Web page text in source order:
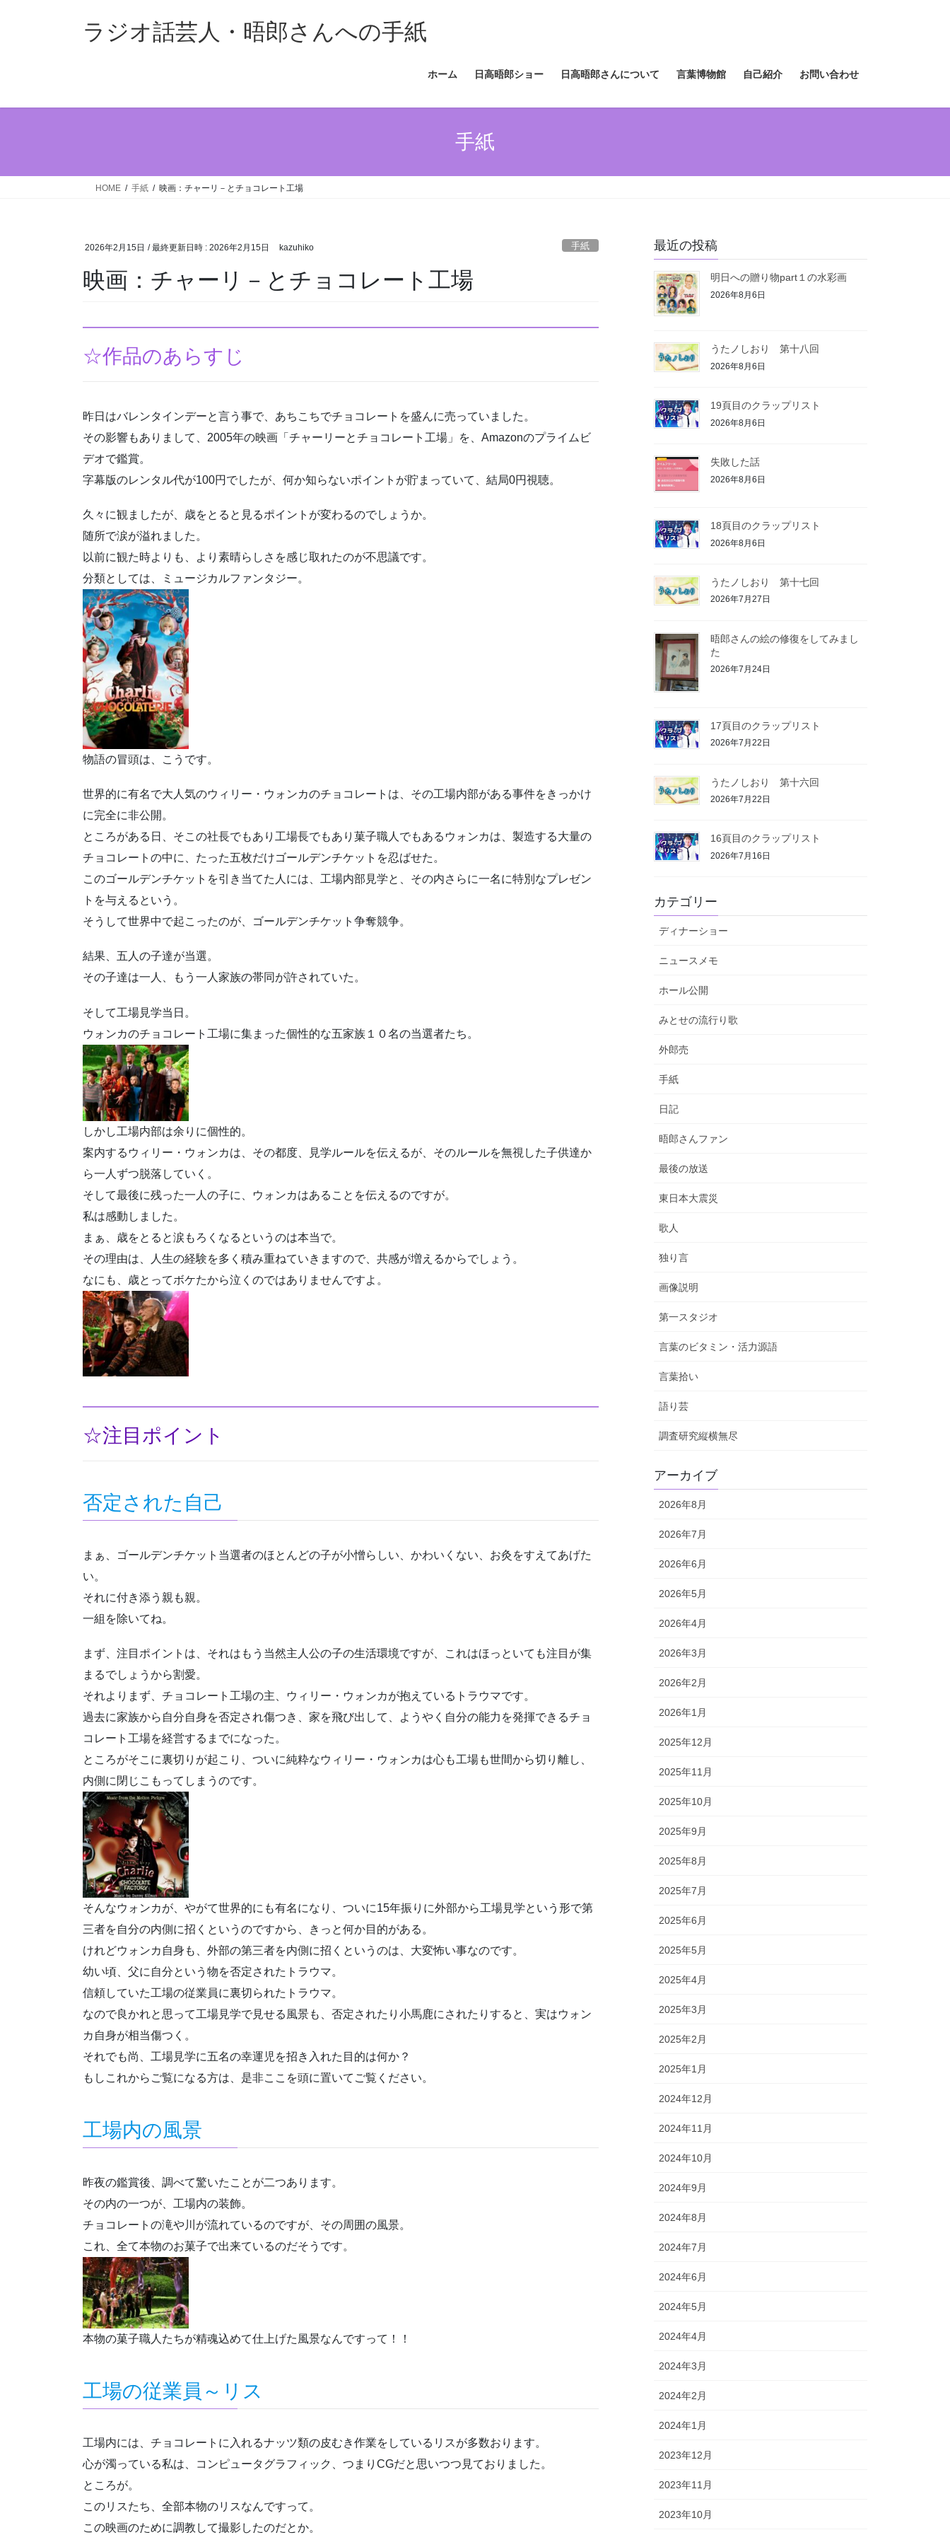
ス
ン
ラジオ話芸人・晤郎さんへの手紙
ホーム 日高晤郎ショー 日高晤郎さんについて 言葉博物館 自己紹介 お問い合わせ
手紙
HOME 手紙 映画：チャーリ－とチョコレート工場
2026年2月15日 / 最終更新日時 : 2026年2月15日 kazuhiko 手紙
映画：チャーリ－とチョコレート工場
☆作品のあらすじ
昨日はバレンタインデーと言う事で、あちこちでチョコレートを盛んに売っていました。
その影響もありまして、2005年の映画「チャーリーとチョコレート工場」を、Amazonのプライムビ
デオで鑑賞。
字幕版のレンタル代が100円でしたが、何か知らないポイントが貯まっていて、結局0円視聴。
久々に観ましたが、歳をとると見るポイントが変わるのでしょうか。
随所で涙が溢れました。
以前に観た時よりも、より素晴らしさを感じ取れたのが不思議です。
分類としては、ミュージカルファンタジー。
物語の冒頭は、こうです。
世界的に有名で大人気のウィリー・ウォンカのチョコレートは、その工場内部がある事件をきっかけ
に完全に非公開。
ところがある日、そこの社長でもあり工場長でもあり菓子職人でもあるウォンカは、製造する大量の
チョコレートの中に、たった五枚だけゴールデンチケットを忍ばせた。
このゴールデンチケットを引き当てた人には、工場内部見学と、その内さらに一名に特別なプレゼン
トを与えるという。
そうして世界中で起こったのが、ゴールデンチケット争奪競争。
結果、五人の子達が当選。
その子達は一人、もう一人家族の帯同が許されていた。
そして工場見学当日。
ウォンカのチョコレート工場に集まった個性的な五家族１０名の当選者たち。
しかし工場内部は余りに個性的。
案内するウィリー・ウォンカは、その都度、見学ルールを伝えるが、そのルールを無視した子供達か
ら一人ずつ脱落していく。
そして最後に残った一人の子に、ウォンカはあることを伝えるのですが。
私は感動しました。
まぁ、歳をとると涙もろくなるというのは本当で。
その理由は、人生の経験を多く積み重ねていきますので、共感が増えるからでしょう。
なにも、歳とってボケたから泣くのではありませんですよ。
☆注目ポイント
否定された自己
まぁ、ゴールデンチケット当選者のほとんどの子が小憎らしい、かわいくない、お灸をすえてあげた
い。
それに付き添う親も親。
一組を除いてね。
まず、注目ポイントは、それはもう当然主人公の子の生活環境ですが、これはほっといても注目が集
まるでしょうから割愛。
それよりまず、チョコレート工場の主、ウィリー・ウォンカが抱えているトラウマです。
過去に家族から自分自身を否定され傷つき、家を飛び出して、ようやく自分の能力を発揮できるチョ
コレート工場を経営するまでになった。
ところがそこに裏切りが起こり、ついに純粋なウィリー・ウォンカは心も工場も世間から切り離し、
内側に閉じこもってしまうのです。
そんなウォンカが、やがて世界的にも有名になり、ついに15年振りに外部から工場見学という形で第
三者を自分の内側に招くというのですから、きっと何か目的がある。
けれどウォンカ自身も、外部の第三者を内側に招くというのは、大変怖い事なのです。
幼い頃、父に自分という物を否定されたトラウマ。
信頼していた工場の従業員に裏切られたトラウマ。
なので良かれと思って工場見学で見せる風景も、否定されたり小馬鹿にされたりすると、実はウォン
カ自身が相当傷つく。
それでも尚、工場見学に五名の幸運児を招き入れた目的は何か？
もしこれからご覧になる方は、是非ここを頭に置いてご覧ください。
工場内の風景
昨夜の鑑賞後、調べて驚いたことが二つあります。
その内の一つが、工場内の装飾。
チョコレートの滝や川が流れているのですが、その周囲の風景。
これ、全て本物のお菓子で出来ているのだそうです。
本物の菓子職人たちが精魂込めて仕上げた風景なんですって！！
工場の従業員～リス
工場内には、チョコレートに入れるナッツ類の皮むき作業をしているリスが多数おります。
心が濁っている私は、コンピュータグラフィック、つまりCGだと思いつつ見ておりました。
ところが。
このリスたち、全部本物のリスなんですって。
この映画のために調教して撮影したのだとか。
最近の投稿
明日への贈り物part１の水彩画
2026年8月6日
うたノしおり 第十八回
2026年8月6日
19頁目のクラップリスト
2026年8月6日
失敗した話
2026年8月6日
18頁目のクラップリスト
2026年8月6日
うたノしおり 第十七回
2026年7月27日
晤郎さんの絵の修復をしてみまし
た
2026年7月24日
17頁目のクラップリスト
2026年7月22日
うたノしおり 第十六回
2026年7月22日
16頁目のクラップリスト
2026年7月16日
カテゴリー
ディナーショー
ニュースメモ
ホール公開
みとせの流行り歌
外郎売
手紙
日記
晤郎さんファン
最後の放送
東日本大震災
歌人
独り言
画像説明
第一スタジオ
言葉のビタミン・活力源語
言葉拾い
語り芸
調査研究縦横無尽
アーカイブ
2026年8月
2026年7月
2026年6月
2026年5月
2026年4月
2026年3月
2026年2月
2026年1月
2025年12月
2025年11月
2025年10月
2025年9月
2025年8月
2025年7月
2025年6月
2025年5月
2025年4月
2025年3月
2025年2月
2025年1月
2024年12月
2024年11月
2024年10月
2024年9月
2024年8月
2024年7月
2024年6月
2024年5月
2024年4月
2024年3月
2024年2月
2024年1月
2023年12月
2023年11月
2023年10月